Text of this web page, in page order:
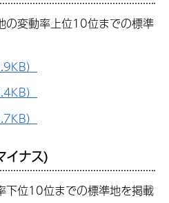
の変動率上位10位までの標準
）
）
）
イナス)
下位10位までの標準地を掲載